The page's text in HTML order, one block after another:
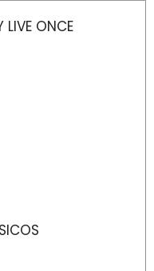
LIVE ONCE